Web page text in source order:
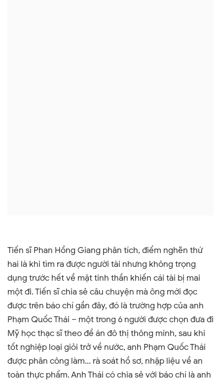
Tiến sĩ Phan Hồng Giang phân tích, điểm nghẽn thứ
hai là khi tìm ra được người tài nhưng không trọng
dụng trước hết về mặt tinh thần khiến cái tài bị mai
một đi.Tiến sĩ chia sẻ câu chuyện mà ông mới đọc
được trên báo chí gần đây, đó là trường hợp của anh
Phạm Quốc Thái – một trong 6 người được chọn đưa đi
Mỹ học thạc sĩ theo đề án đô thị thông minh, sau khi
tốt nghiệp loại giỏi trở về nước, anh Phạm Quốc Thái
được phân công làm... rà soát hồ sơ, nhập liệu về an
toàn thực phẩm.Anh Thái có chia sẻ với báo chí là anh